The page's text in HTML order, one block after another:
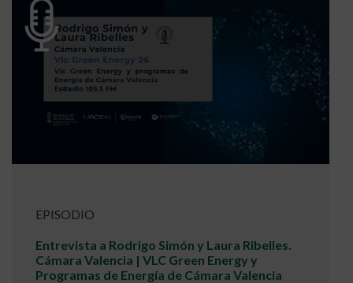
EPISODIO
Entrevista a Rodrigo Simón y Laura Ribelles.
Cámara Valencia | VLC Green Energy y
Programas de Energía de Cámara Valencia